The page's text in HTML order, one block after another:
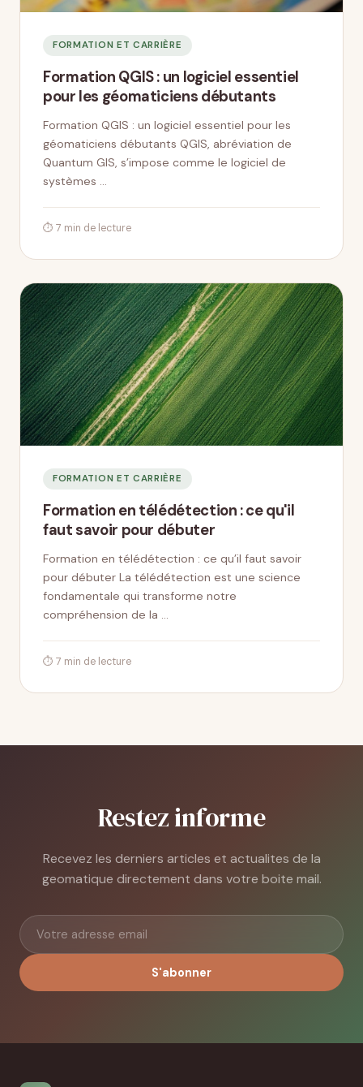
FORMATION ET CARRIÈRE
Formation QGIS : un logiciel essentiel
pour les géomaticiens débutants
Formation QGIS : un logiciel essentiel pour les
géomaticiens débutants QGIS, abréviation de
Quantum GIS, s’impose comme le logiciel de
systèmes …
⏱ 7 min de lecture
FORMATION ET CARRIÈRE
Formation en télédétection : ce qu'il
faut savoir pour débuter
Formation en télédétection : ce qu’il faut savoir
pour débuter La télédétection est une science
fondamentale qui transforme notre
compréhension de la …
⏱ 7 min de lecture
Restez informe
Recevez les derniers articles et actualites de la
geomatique directement dans votre boite mail.
S'abonner